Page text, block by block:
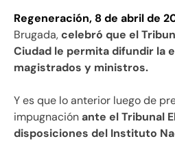
Regeneración, 8 de abril de
Brugada,celebró que el
Ciudad le permita difundir la
magistrados y ministros.
Y es que lo anterior luego de
impugnaciónante el Tribunal
disposiciones del Instituto